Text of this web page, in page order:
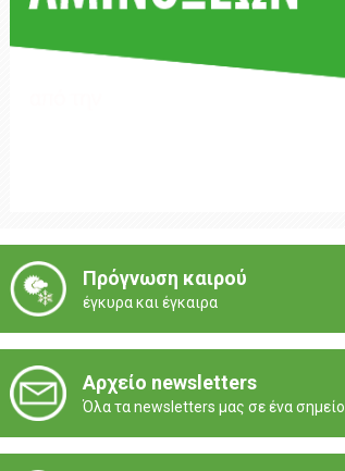
Πρόγνωση καιρού
έγκυρα και έγκαιρα
Αρχείο newsletters
Όλα τα newsletters μας σε ένα σημείο